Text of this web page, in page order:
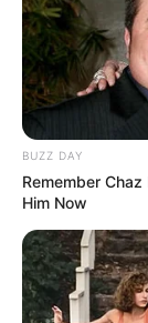
BUZZ DAY
Remember
Him Now